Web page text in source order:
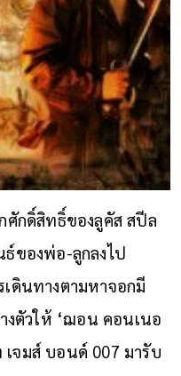
ศักดิ์สิทธิ์ของลูคัส สปีล
ธ์ของพ่อ-ลูกลงไป
ดินทางตามหาจอกมี
งตัวให้ ‘ฌอน คอนเนอ
เจมส์ บอนด์ 007 มารับ